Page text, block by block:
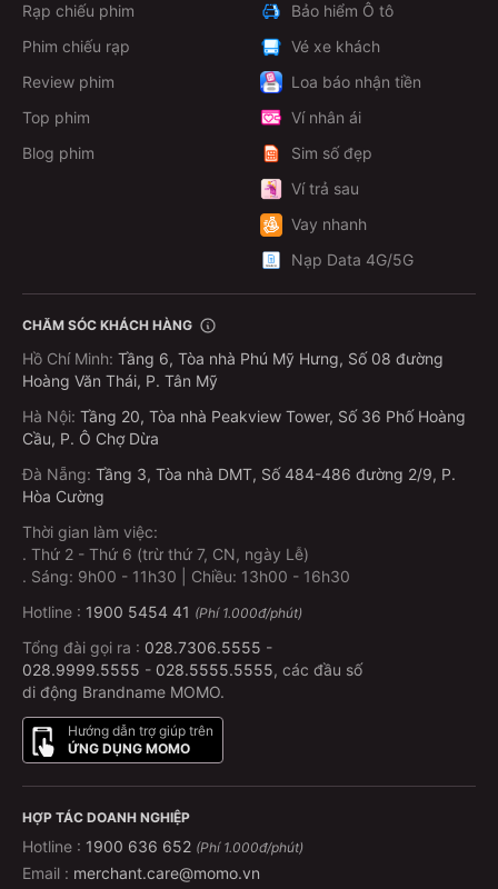
Rạp chiếu phim
Phim chiếu rạp
Review phim
Top phim
Blog phim
Bảo hiểm Ô tô
Vé xe khách
Loa báo nhận tiền
Ví nhân ái
Sim số đẹp
Ví trả sau
Vay nhanh
Nạp Data 4G/5G
CHĂM SÓC KHÁCH HÀNG
Hồ Chí Minh: Tầng 6, Tòa nhà Phú Mỹ Hưng, Số 08 đường
Hoàng Văn Thái, P. Tân Mỹ
Hà Nội: Tầng 20, Tòa nhà Peakview Tower, Số 36 Phố Hoàng
Cầu, P. Ô Chợ Dừa
Đà Nẵng: Tầng 3, Tòa nhà DMT, Số 484-486 đường 2/9, P.
Hòa Cường
Thời gian làm việc:
. Thứ 2 - Thứ 6 (trừ thứ 7, CN, ngày Lễ)
. Sáng: 9h00 - 11h30 | Chiều: 13h00 - 16h30
Hotline : 1900 5454 41 (Phí 1.000đ/phút)
Tổng đài gọi ra : 028.7306.5555 -
028.9999.5555 - 028.5555.5555, các đầu số
di động Brandname MOMO.
Hướng dẫn trợ giúp trên
ỨNG DỤNG MOMO
HỢP TÁC DOANH NGHIỆP
Hotline : 1900 636 652 (Phí 1.000đ/phút)
Email : merchant.care@momo.vn